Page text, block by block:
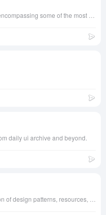
daily ui archive and beyond.